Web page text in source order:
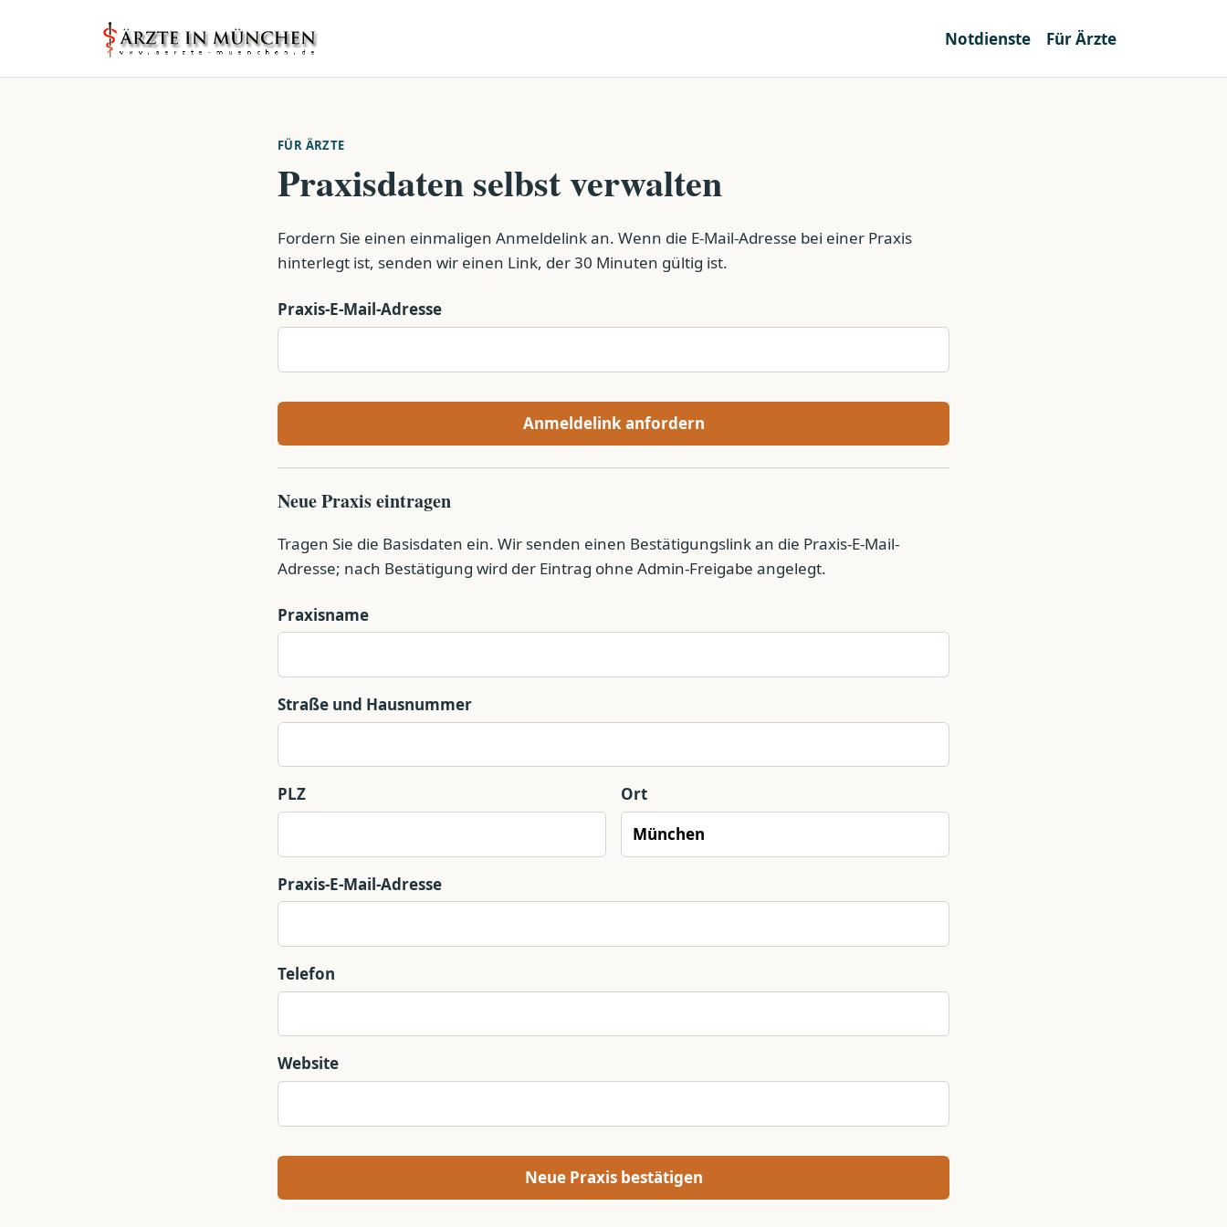
Notdienste Für Ärzte
FÜR ÄRZTE
Praxisdaten selbst verwalten
Fordern Sie einen einmaligen Anmeldelink an. Wenn die E-Mail-Adresse bei einer Praxis
hinterlegt ist, senden wir einen Link, der 30 Minuten gültig ist.
Praxis-E-Mail-Adresse
Anmeldelink anfordern
Neue Praxis eintragen
Tragen Sie die Basisdaten ein. Wir senden einen Bestätigungslink an die Praxis-E-Mail-
Adresse; nach Bestätigung wird der Eintrag ohne Admin-Freigabe angelegt.
Praxisname
Straße und Hausnummer
PLZ Ort
Praxis-E-Mail-Adresse
Telefon
Website
Neue Praxis bestätigen